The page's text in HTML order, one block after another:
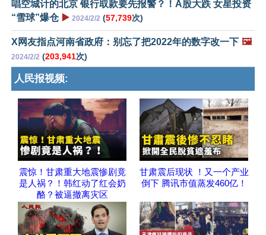
唱空城计的北京 银行取款要先报警？！A股大跌 女星投资
“雪球”爆仓 ▶️ 2024/2/2 (57,739次)
X网友指点河南省政府：别忘了把2022年的数字改一下 🖼️
2024/2/2 (203,941次)
人民报视频:
震惊！甘肃重大地震惨剧竟
是人祸？！韩红动了红会奶
酪？被逼撤离灾区
甘肃震后现状 ！又一个产业
倒下 腾讯市值蒸发460亿！